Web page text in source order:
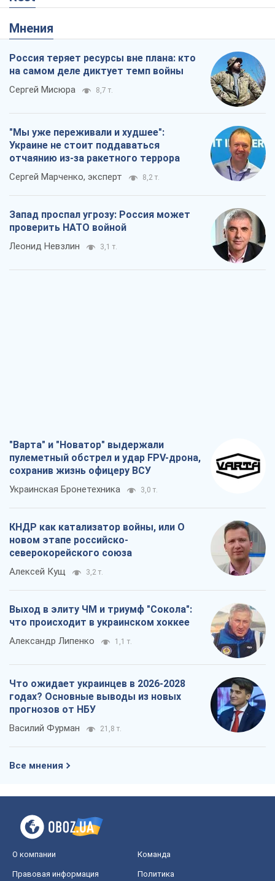
Мнения
Россия теряет ресурсы вне плана: кто
на самом деле диктует темп войны
Сергей Мисюра 8,7 т.
"Мы уже переживали и худшее":
Украине не стоит поддаваться
отчаянию из-за ракетного террора
Сергей Марченко, эксперт 8,2 т.
Запад проспал угрозу: Россия может
проверить НАТО войной
Леонид Невзлин 3,1 т.
"Варта" и "Новатор" выдержали
пулеметный обстрел и удар FPV-дрона,
сохранив жизнь офицеру ВСУ
Украинская Бронетехника 3,0 т.
КНДР как катализатор войны, или О
новом этапе российско-
северокорейского союза
Алексей Кущ 3,2 т.
Выход в элиту ЧМ и триумф "Сокола":
что происходит в украинском хоккее
Александр Липенко 1,1 т.
Что ожидает украинцев в 2026-2028
годах? Основные выводы из новых
прогнозов от НБУ
Василий Фурман 21,8 т.
Все мнения
О компании Команда
Правовая информация
Политика